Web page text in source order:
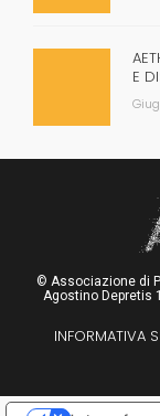
E
© Associazione di
Agostino Depretis
INFORMATIVA